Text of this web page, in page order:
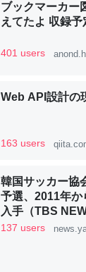
─ニュース :: 【研究
論文では「淡水
は」とあって面
これを元に考え
ブックマーカ
えてたよ 収録
401 users
Web API設計の
163 users
韓国サッカー協
予選、2011年
入手（TBS
ュース
137 users